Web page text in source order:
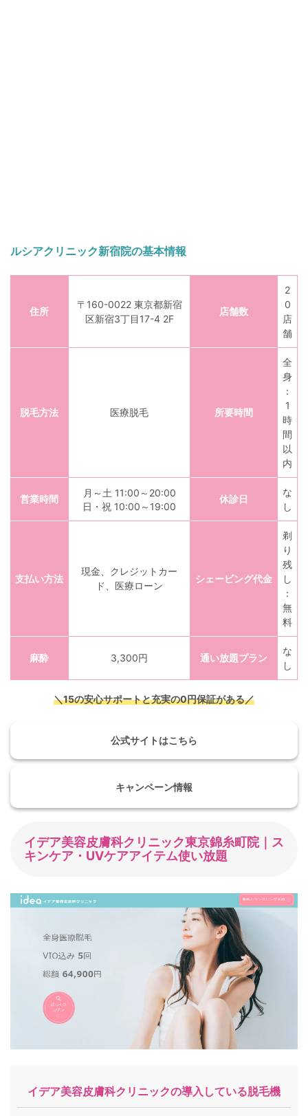
ルシアクリニック新宿院の基本情報
住所
〒160-0022 東京都新宿
区新宿3丁目17-4 2F
店舗数
2
0
店
舗
脱毛方法 医療脱毛 所要時間
全
身
：
1
時
間
以
内
営業時間
月～土 11:00～20:00
日・祝 10:00～19:00
休診日
な
し
支払い方法
現金、クレジットカー
ド、医療ローン
シェービング代金
剃
り
残
し
：
無
料
麻酔 3,300円 通い放題プラン
な
し
＼15の安心サポートと充実の0円保証がある／
公式サイトはこちら
キャンペーン情報
イデア美容皮膚科クリニック東京錦糸町院｜ス
キンケア・UVケアアイテム使い放題
イデア美容皮膚科クリニックの導入している脱毛機